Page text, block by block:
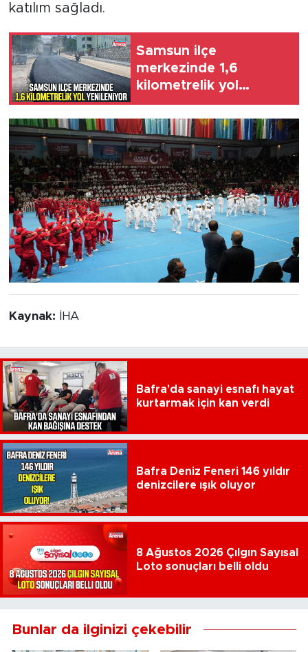
katılım sağladı.
Samsun ilçe
merkezinde 1,6
kilometrelik yol
yenileniyor
Kaynak: İHA
Bafra'da sanayi esnafı hayat
kurtarmak için kan verdi
Bafra Deniz Feneri 146 yıldır
denizcilere ışık oluyor
8 Ağustos 2026 Çılgın Sayısal
Loto sonuçları belli oldu
Bunlar da ilginizi çekebilir